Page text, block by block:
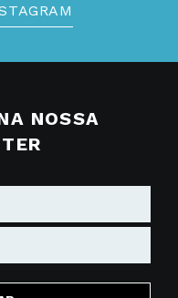
NOSSA